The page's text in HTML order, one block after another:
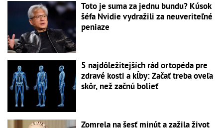
Toto je suma za jednu bundu? Kúsok
šéfa Nvidie vydražili za neuveriteľné
peniaze
5 najdôležitejších rád ortopéda pre
zdravé kosti a kĺby: Začať treba oveľa
skôr, než začnú bolieť
Zomrela na šesť minút a zažila život